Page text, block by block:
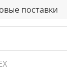
поставки